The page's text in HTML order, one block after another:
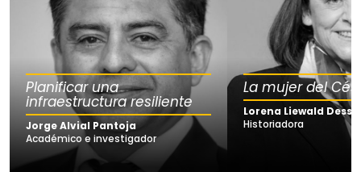
Planificar una
infraestructura resiliente
Jorge Alvial Pantoja
Académico e investigador
La mujer del
Lorena Liewald Dessy
Historiadora